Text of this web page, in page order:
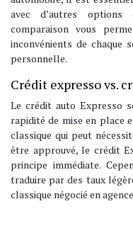
avec d’autres
comparaison vous
inconvénients de chaque
personnelle.
Crédit expresso vs.
Le crédit auto Expresso
rapidité de mise en place
classique qui peut
être approuvé, le crédit
principe immédiate.
traduire par des taux
classique négocié en